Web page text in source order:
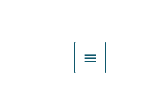
Hlavní